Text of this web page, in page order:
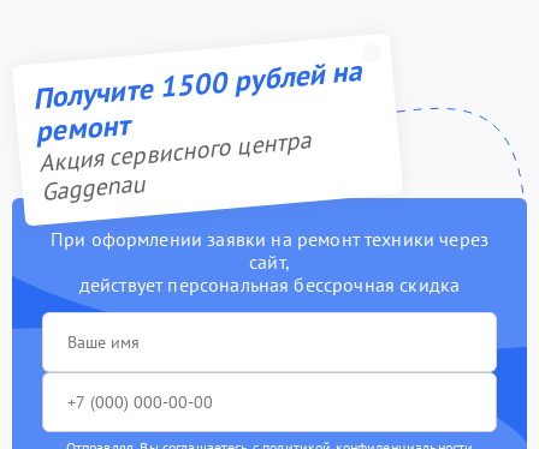
Получите 1500 рублей на
ремонт
Акция сервисного центра
Gaggenau
При оформлении заявки на ремонт техники через
сайт,
действует персональная бессрочная скидка